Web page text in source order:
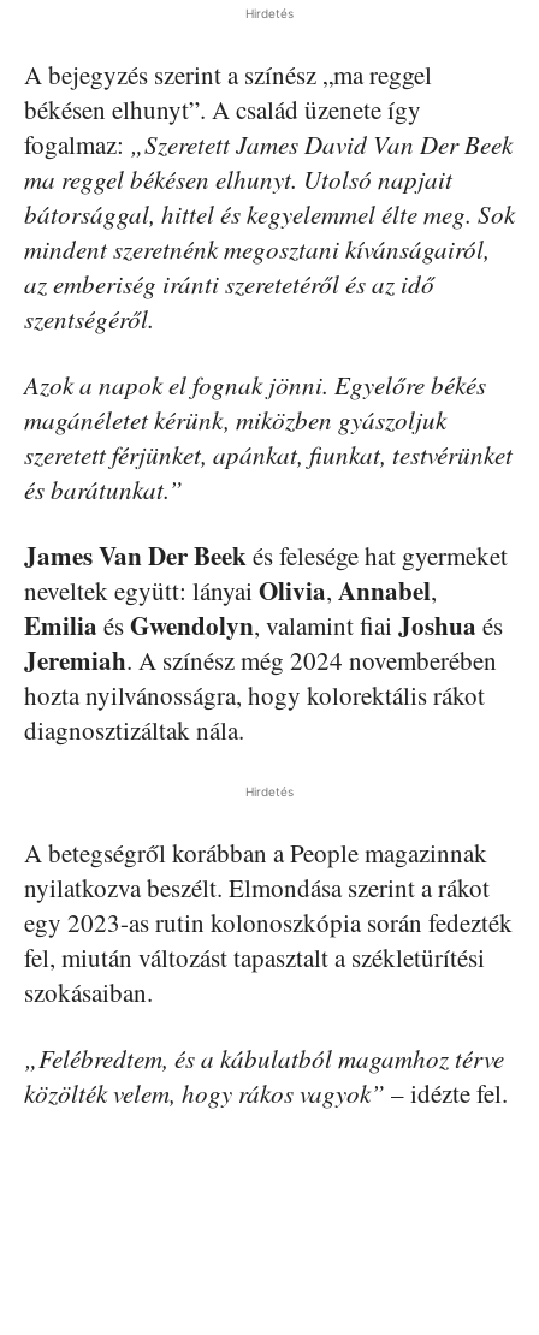
Hirdetés
A bejegyzés szerint a színész „ma reggel
békésen elhunyt”. A család üzenete így
fogalmaz: „Szeretett James David Van Der Beek
ma reggel békésen elhunyt. Utolsó napjait
bátorsággal, hittel és kegyelemmel élte meg. Sok
mindent szeretnénk megosztani kívánságairól,
az emberiség iránti szeretetéről és az idő
szentségéről.
Azok a napok el fognak jönni. Egyelőre békés
magánéletet kérünk, miközben gyászoljuk
szeretett férjünket, apánkat, fiunkat, testvérünket
és barátunkat.”
James Van Der Beekés felesége hat gyermeket
neveltek együtt: lányai Olivia, Annabel,
Emilia ésGwendolyn, valamint fiai Joshua és
Jeremiah. A színész még 2024 novemberében
hozta nyilvánosságra, hogy kolorektális rákot
diagnosztizáltak nála.
Hirdetés
A betegségről korábban a People magazinnak
nyilatkozva beszélt. Elmondása szerint a rákot
egy 2023-as rutin kolonoszkópia során fedezték
fel, miután változást tapasztalt a székletürítési
szokásaiban.
„Felébredtem, és a kábulatból magamhoz térve
közölték velem, hogy rákos vagyok” – idézte fel.